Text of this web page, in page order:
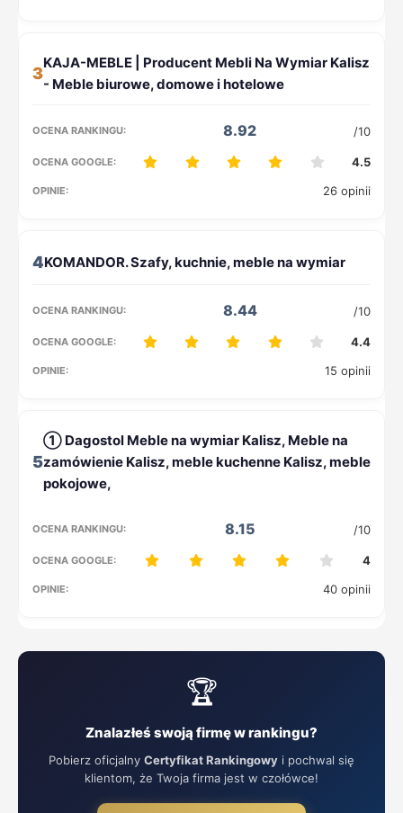
3
8.92 /10
4.5
26 opinii
4
8.44 /10
4.4
15 opinii
5
8.15 /10
4
40 opinii
🏆
Znalazłeś swoją firmę w rankingu?
Pobierz oficjalny Certyfikat Rankingowy i pochwal się
klientom, że Twoja firma jest w czołówce!